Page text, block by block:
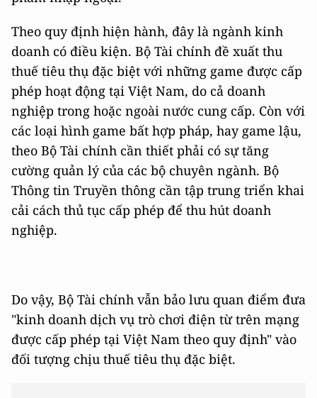
Theo quy định hiện hành, đây là ngành kinh
doanh có điều kiện. Bộ Tài chính đề xuất thu
thuế tiêu thụ đặc biệt với những game được cấp
phép hoạt động tại Việt Nam, do cả doanh
nghiệp trong hoặc ngoài nước cung cấp. Còn với
các loại hình game bất hợp pháp, hay game lậu,
theo Bộ Tài chính cần thiết phải có sự tăng
cường quản lý của các bộ chuyên ngành. Bộ
Thông tin Truyền thông cần tập trung triển khai
cải cách thủ tục cấp phép để thu hút doanh
nghiệp.
Do vậy, Bộ Tài chính vẫn bảo lưu quan điểm đưa
"kinh doanh dịch vụ trò chơi điện từ trên mạng
được cấp phép tại Việt Nam theo quy định" vào
đối tượng chịu thuế tiêu thụ đặc biệt.